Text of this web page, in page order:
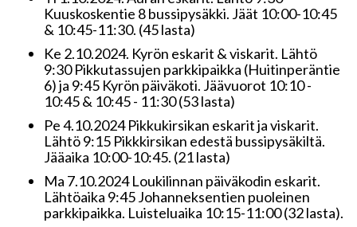
Kuuskoskentie 8 bussipysäkki. Jäät 10:00-10:45
& 10:45-11:30. (45 lasta)
Ke 2.10.2024. Kyrön eskarit & viskarit. Lähtö
9:30 Pikkutassujen parkkipaikka (Huitinperäntie
6) ja 9:45 Kyrön päiväkoti. Jäävuorot 10:10 -
10:45 & 10:45 - 11:30 (53 lasta)
Pe 4.10.2024 Pikkukirsikan eskarit ja viskarit.
Lähtö 9:15 Pikkkirsikan edestä bussipysäkiltä.
Jääaika 10:00-10:45. (21 lasta)
Ma 7.10.2024 Loukilinnan päiväkodin eskarit.
Lähtöaika 9:45 Johanneksentien puoleinen
parkkipaikka. Luisteluaika 10:15-11:00 (32 lasta).